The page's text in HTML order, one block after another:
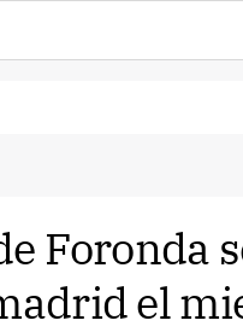
Foronda
el